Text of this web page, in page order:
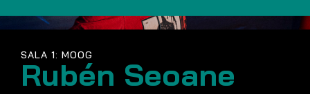
SALA 1: MOOG
Rubén Seoane